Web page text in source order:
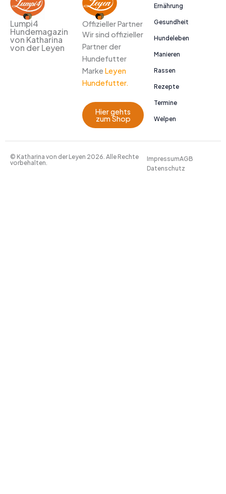
Lumpi4
Hundemagazin
von Katharina
von der Leyen
Offizieller Partner
Wir sind offizieller
Partner der
Hundefutter
Marke Leyen
Hundefutter.
Hier gehts
zum Shop
Ernährung
Gesundheit
Hundeleben
Manieren
Rassen
Rezepte
Termine
Welpen
© Katharina von der Leyen 2026. Alle Rechte
vorbehalten.
ImpressumAGB
Datenschutz